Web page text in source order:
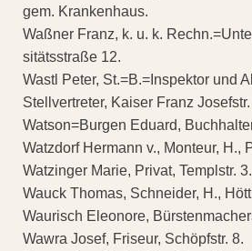
gem. Krankenhaus.
Waßner Franz, k. u. k.
sitätsstraße 12.
Wastl Peter, St.=B.=Inspektor und
Stellvertreter, Kaiser Franz Josefstr.
Watson=Burgen Eduard,
Watzdorf Hermann v., Monteur, H.,
Watzinger Marie, Privat, Templstr. 3.
Wauck Thomas, Schneider, H.,
Waurisch Eleonore,
Wawra Josef, Friseur, Schöpfstr. 8.